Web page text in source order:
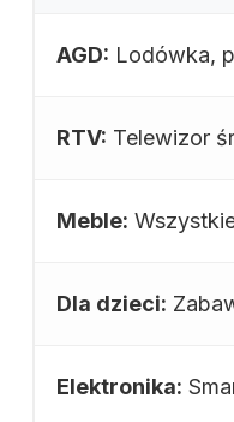
AGD: Lodówka,
RTV: Telewizor
Meble:
Dla dzieci:
Elektronika: